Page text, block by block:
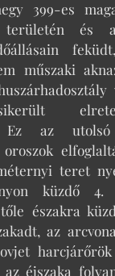
399-es
területén
műszaki
Ez az
teret
küzdő 4.
északra
az
az éjszaka